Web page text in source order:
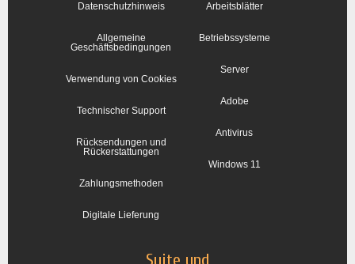
Datenschutzhinweis
Allgemeine
Geschäftsbedingungen
Verwendung von Cookies
Technischer Support
Rücksendungen und
Rückerstattungen
Zahlungsmethoden
Digitale Lieferung
Arbeitsblätter
Betriebssysteme
Server
Adobe
Antivirus
Windows 11